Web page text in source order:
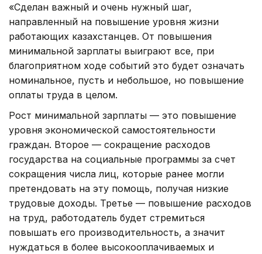
«Сделан важный и очень нужный шаг,
направленный на повышение уровня жизни
работающих казахстанцев. От повышения
минимальной зарплаты выиграют все, при
благоприятном ходе событий это будет означать
номинальное, пусть и небольшое, но повышение
оплаты труда в целом.
Рост минимальной зарплаты — это повышение
уровня экономической самостоятельности
граждан. Второе — сокращение расходов
государства на социальные программы за счет
сокращения числа лиц, которые ранее могли
претендовать на эту помощь, получая низкие
трудовые доходы. Третье — повышение расходов
на труд, работодатель будет стремиться
повышать его производительность, а значит
нуждаться в более высокооплачиваемых и